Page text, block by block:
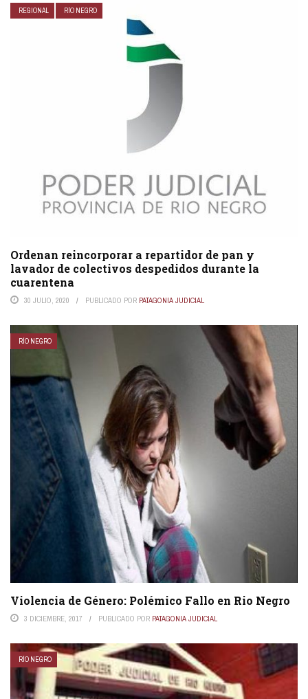
REGIONAL RÍO NEGRO
Ordenan reincorporar a repartidor de pan y
lavador de colectivos despedidos durante la
cuarentena
30 JULIO, 2020 PUBLICADO POR PATAGONIA JUDICIAL
RÍO NEGRO
Violencia de Género: Polémico Fallo en Rio Negro
3 DICIEMBRE, 2017 PUBLICADO POR PATAGONIA JUDICIAL
RÍO NEGRO